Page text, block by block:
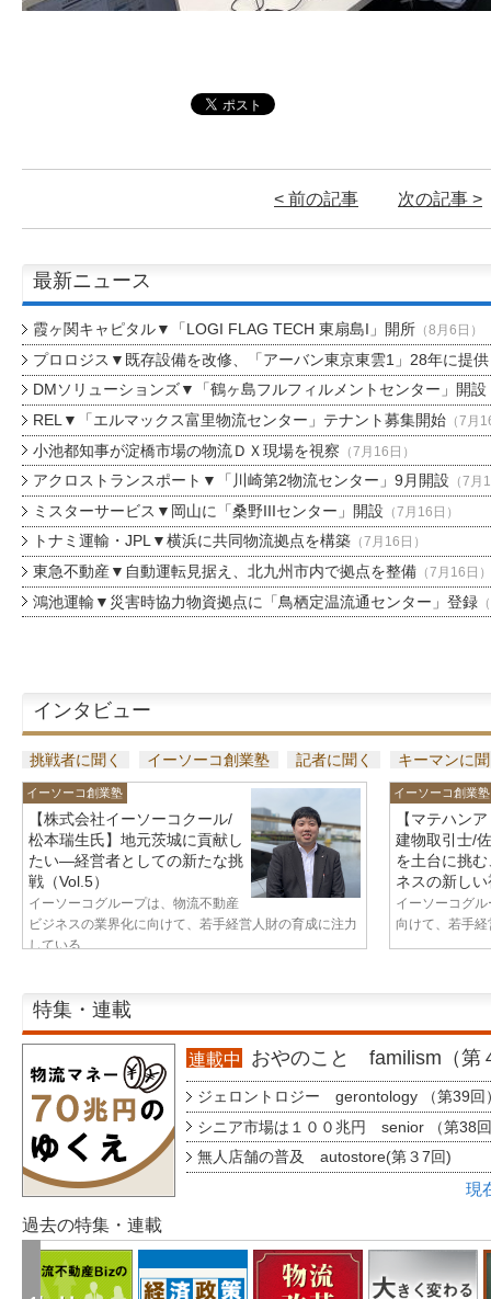
< 前の記事 次の記事 >
最新ニュース
霞ヶ関キャピタル▼「LOGI FLAG TECH 東扇島I」開所（8月6日）
プロロジス▼既存設備を改修、「アーバン東京東雲1」28年に提供
DMソリューションズ▼「鶴ヶ島フルフィルメントセンター」開設
REL▼「エルマックス富里物流センター」テナント募集開始（7月
小池都知事が淀橋市場の物流ＤＸ現場を視察 （7月16日）
アクロストランスポート▼「川崎第2物流センター」9月開設 （7月
ミスターサービス▼岡山に「桑野IIIセンター」開設 （7月16日）
トナミ運輸・JPL▼横浜に共同物流拠点を構築（7月16日）
東急不動産▼自動運転見据え、北九州市内で拠点を整備（7月16日）
鴻池運輸▼災害時協力物資拠点に「鳥栖定温流通センター」登録
インタビュー
挑戦者に聞く イーソーコ創業塾 記者に聞く キーマンに
イーソーコ創業塾
【株式会社イーソーコクール/
松本瑞生氏】地元茨城に貢献し
たい—経営者としての新たな挑
戦（Vol.5）
イーソーコグループは、物流不動産
ビジネスの業界化に向けて、若手経営人財の育成に注力
している...
イーソーコ創業塾
【マテハン
建物取引士/
を土台に挑
ネスの新し
イーソーコグ
向けて、若手
特集・連載
連載中 おやのこと familism（第
ジェロントロジー gerontology （第39回
シニア市場は１００兆円 senior （第38
無人店舗の普及 autostore(第３7回)
現
過去の特集・連載